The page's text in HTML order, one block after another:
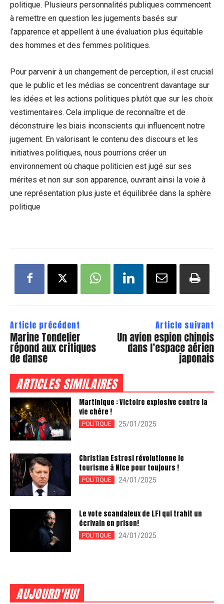
politique. Plusieurs personnalités publiques commencent
à remettre en question les jugements basés sur
l’apparence et appellent à une évaluation plus équitable
des hommes et des femmes politiques.
Pour parvenir à un changement de perception, il est crucial
que le public et les médias se concentrent davantage sur
les idées et les actions politiques plutôt que sur les choix
vestimentaires. Cela implique de reconnaître et de
déconstruire les biais inconscients qui influencent notre
jugement. En valorisant le contenu des discours et les
initiatives politiques, nous pourrions créer un
environnement où chaque politicien est jugé sur ses
mérites et non sur son apparence, ouvrant ainsi la voie à
une représentation plus juste et équilibrée dans la sphère
politique
Article précédent
Marine Tondelier
répond aux critiques
de danse
Article suivant
Un avion espion chinois
dans l’espace aérien
japonais
ARTICLES SIMILAIRES
Martinique : Victoire explosive contre la
vie chère !
POLITIQUE 25/01/2025
Christian Estrosi révolutionne le
tourisme à Nice pour toujours !
POLITIQUE 24/01/2025
Le vote scandaleux de LFI qui trahit un
écrivain en prison!
POLITIQUE 24/01/2025
AUJOURD'HUI